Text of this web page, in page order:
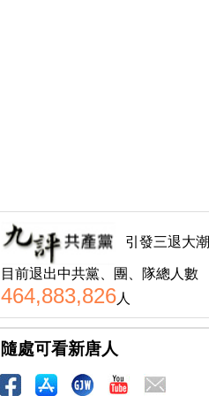
引發三退大潮
目前退出中共黨、團、隊總人數
464,883,826人
隨處可看新唐人